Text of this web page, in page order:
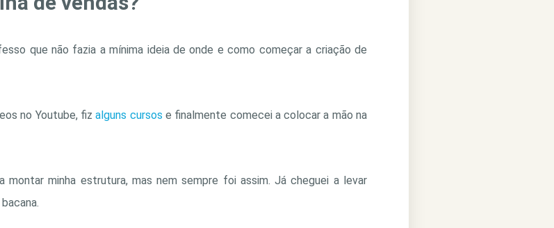
que não fazia a mínima ideia de onde e como começar a criação de
no Youtube, fizalguns cursos e finalmente comecei a colocar a mão na
minha estrutura, mas nem sempre foi assim. Já cheguei a levar